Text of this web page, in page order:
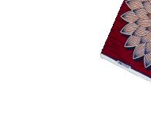
Nos
ou un
Plus
Offrant